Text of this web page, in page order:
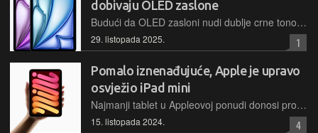
dobivaju OLED zaslone
Budući da OLED zasloni nudi dublje crne tonove, veći kontrast i manju potrošnju energije u odnosu na LCD, korisnici budućih modela iPad Aira, Minija i MacBook Aira mogu očekivati osjetno bolji prikaz
29. listopada 2025. 1
Pomalo iznenađujuće, Apple je upravo
osvježio iPad mini
Najmanji tablet u Appleovoj ponudi donosi procesor A17 Pro, podršku za Apple Pencil Pro te je kao takav spreman za rad s njihovom verzijom AI-ja, Apple Inteligenceom. Dolazi i u dvije nove boje
15. listopada 2024. 4